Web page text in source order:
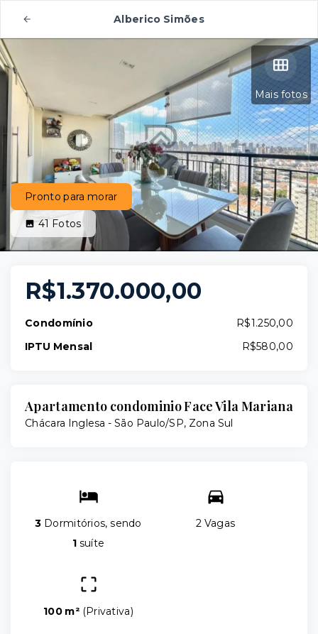
Alberico Simões
Mais fotos
Pronto para morar
41 Fotos
R$1.370.000,00
Condomínio
R$1.250,00
IPTU Mensal
R$580,00
Apartamento condominio Face Vila Mariana
Chácara Inglesa - São Paulo/SP, Zona Sul
3 Dormitórios, sendo
1 suíte
2 Vagas
100 m² (Privativa)